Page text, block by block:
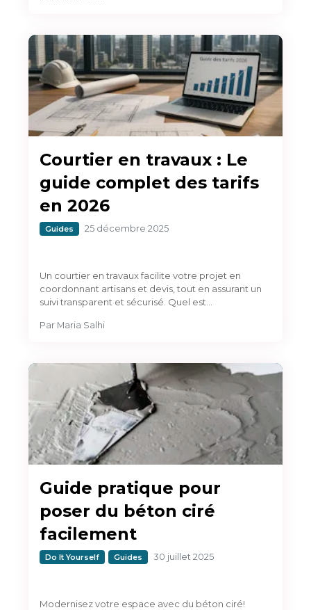
Courtier en travaux : Le
guide complet des tarifs
en 2026
Guides 25 décembre 2025
Un courtier en travaux facilite votre projet en
coordonnant artisans et devis, tout en assurant un
suivi transparent et sécurisé. Quel est…
Par Maria Salhi
Guide pratique pour
poser du béton ciré
facilement
Do It Yourself Guides 30 juillet 2025
Modernisez votre espace avec du béton ciré!